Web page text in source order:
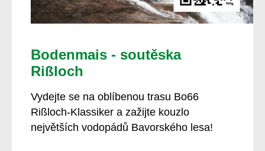
Bodenmais - soutěska
Rißloch
Vydejte se na oblíbenou trasu Bo66
Rißloch-Klassiker a zažijte kouzlo
největších vodopádů Bavorského lesa!